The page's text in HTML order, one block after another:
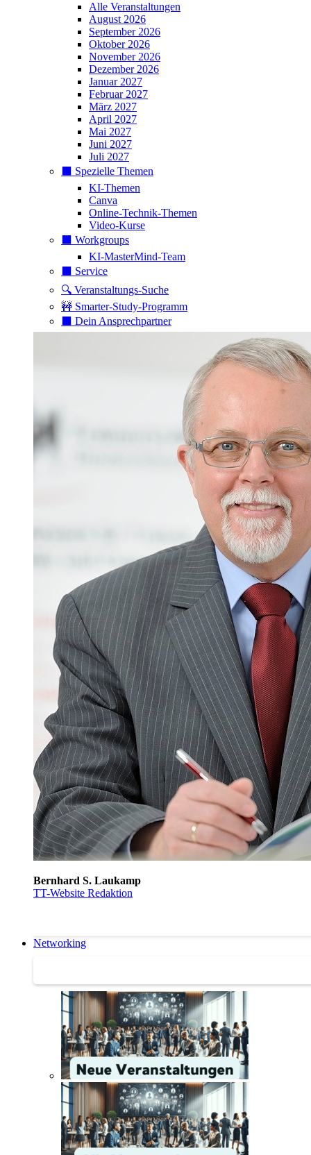
Alle Veranstaltungen
August 2026
September 2026
Oktober 2026
November 2026
Dezember 2026
Januar 2027
Februar 2027
März 2027
April 2027
Mai 2027
Juni 2027
Juli 2027
⬛️ Spezielle Themen
KI-Themen
Canva
Online-Technik-Themen
Video-Kurse
⬛️ Workgroups
KI-MasterMind-Team
⬛️ Service
🔍 Veranstaltungs-Suche
🚧 Smarter-Study-Programm
⬛️ Dein Ansprechpartner
Bernhard S. Laukamp
TT-Website Redaktion
Networking